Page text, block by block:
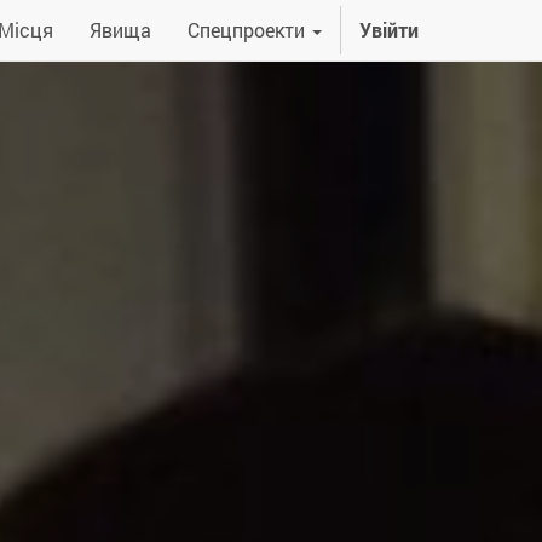
Явища Спецпроекти Увійти